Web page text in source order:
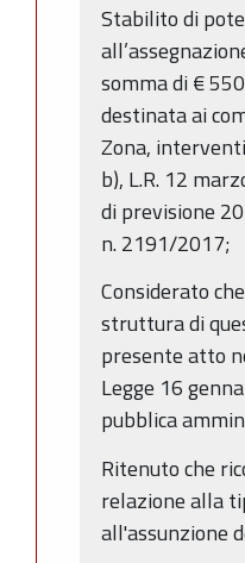
Stabilito di
somma di €
destinata ai
Zona,
b), L.R. 12
di previsione
n. 2191/2017;
Considerato
struttura di
presente atto
Legge 16
pubblica
Ritenuto che
relazione alla
all'assunzione